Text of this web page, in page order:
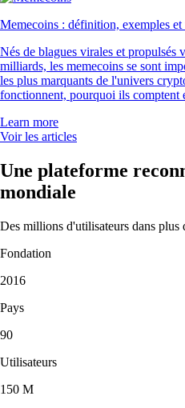
Memecoins : définition, exemples
Nés de blagues virales et propulsés
milliards, les memecoins se sont
les plus marquants de l'univers
fonctionnent, pourquoi ils comptent
Learn more
Voir les articles
Une plateforme
mondiale
Des millions d'utilisateurs dans plus
Fondation
2016
Pays
90
Utilisateurs
150 M